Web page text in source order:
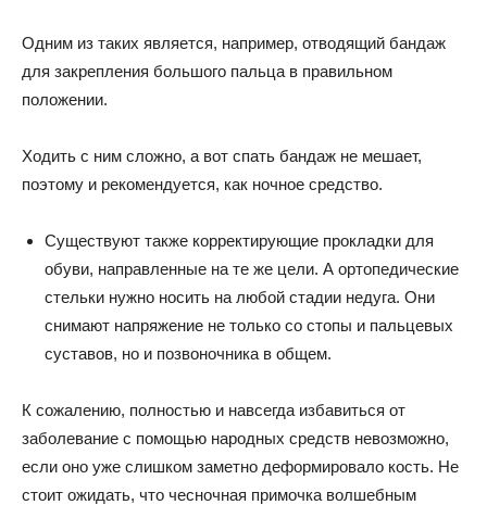
Одним из таких является, например, отводящий бандаж
для закрепления большого пальца в правильном
положении.
Ходить с ним сложно, а вот спать бандаж не мешает,
поэтому и рекомендуется, как ночное средство.
Существуют также корректирующие прокладки для
обуви, направленные на те же цели. А ортопедические
стельки нужно носить на любой стадии недуга. Они
снимают напряжение не только со стопы и пальцевых
суставов, но и позвоночника в общем.
К сожалению, полностью и навсегда избавиться от
заболевание с помощью народных средств невозможно,
если оно уже слишком заметно деформировало кость. Не
стоит ожидать, что чесночная примочка волшебным